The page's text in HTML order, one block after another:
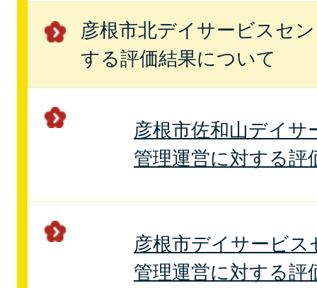
彦根市北デイサービスセ
する評価結果について
彦根市佐和山デイ
管理運営に対する評
彦根市デイサービ
管理運営に対する評